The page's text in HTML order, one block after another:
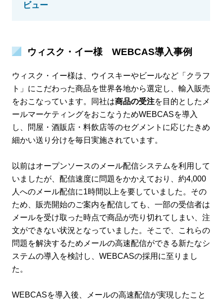
ビュー
ウィスク・イー様 WEBCAS導入事例
ウィスク・イー様は、ウイスキーやビールなど「クラフ
ト」にこだわった商品を世界各地から選定し、輸入販売
をおこなっています。同社は商品の受注を目的としたメ
ールマーケティングをおこなうためWEBCASを導入
し、問屋・酒販店・料飲店等のセグメントに応じたきめ
細かい送り分けを毎日実施されています。
以前はオープンソースのメール配信システムを利用して
いましたが、配信速度に問題をかかえており、約4,000
人へのメール配信に1時間以上を要していました。その
ため、販売開始のご案内を配信しても、一部の受信者は
メールを受け取った時点で商品が売り切れてしまい、注
文ができない状況となっていました。そこで、これらの
問題を解決するためメールの高速配信ができる新たなシ
ステムの導入を検討し、WEBCASの採用に至りまし
た。
WEBCASを導入後、メールの高速配信が実現したこと